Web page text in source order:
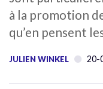
à la promotion
qu’en pensent
JULIEN WINKEL 20-